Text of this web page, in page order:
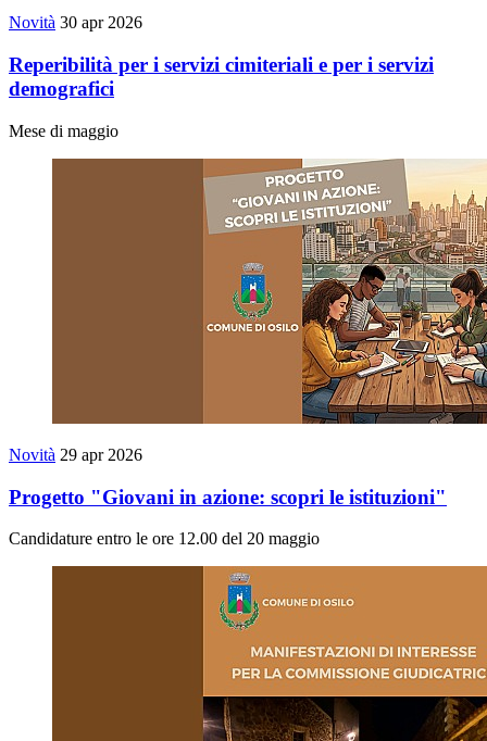
Novità 30 apr 2026
Reperibilità per i servizi cimiteriali e per i servizi
demografici
Mese di maggio
Novità 29 apr 2026
Progetto "Giovani in azione: scopri le istituzioni"
Candidature entro le ore 12.00 del 20 maggio